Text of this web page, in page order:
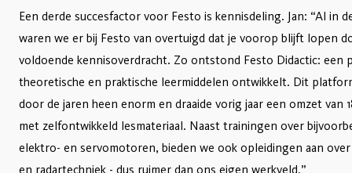
Een derde succesfactor voor Festo is kennisdeling. Jan: “Al in
waren we er bij Festo van overtuigd dat je voorop blijft lopen
voldoende kennisoverdracht. Zo ontstond Festo Didactic: een
theoretische en praktische leermiddelen ontwikkelt. Dit
door de jaren heen enorm en draaide vorig jaar een omzet van
met zelfontwikkeld lesmateriaal. Naast trainingen over
elektro- en servomotoren, bieden we ook opleidingen aan
en radartechniek - dus ruimer dan ons eigen werkveld.”